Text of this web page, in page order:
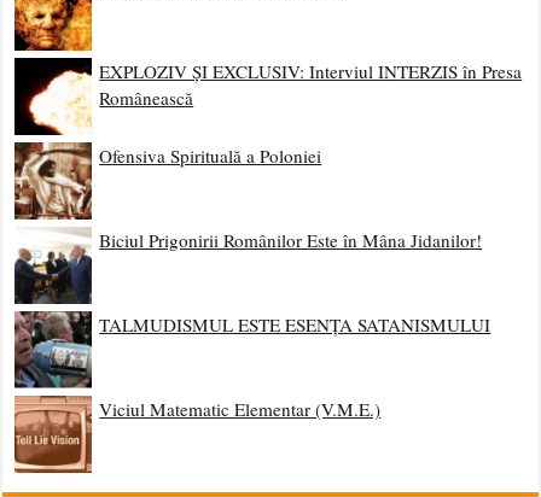
EXPLOZIV ȘI EXCLUSIV: Interviul INTERZIS în Presa
Românească
Ofensiva Spirituală a Poloniei
Biciul Prigonirii Românilor Este în Mâna Jidanilor!
TALMUDISMUL ESTE ESENȚA SATANISMULUI
Viciul Matematic Elementar (V.M.E.)